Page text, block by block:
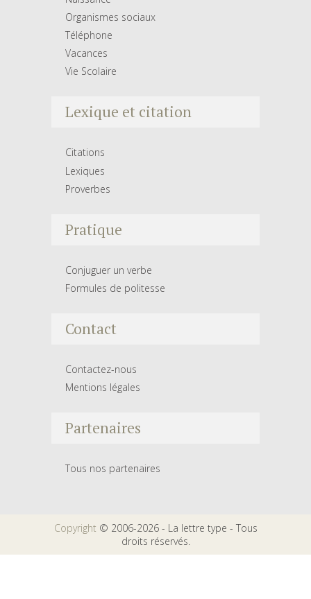
Organismes sociaux
Téléphone
Vacances
Vie Scolaire
Lexique et citation
Citations
Lexiques
Proverbes
Pratique
Conjuguer un verbe
Formules de politesse
Contact
Contactez-nous
Mentions légales
Partenaires
Tous nos partenaires
Copyright © 2006-2026 - La lettre type - Tous
droits réservés.